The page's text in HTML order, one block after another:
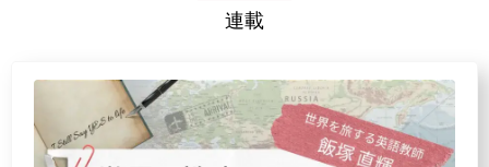
連載